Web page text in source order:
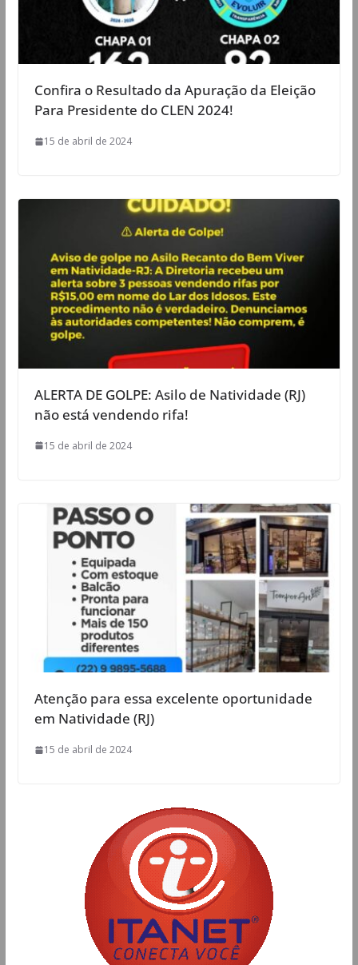
Confira o Resultado da Apuração da Eleição
Para Presidente do CLEN 2024!
15 de abril de 2024
ALERTA DE GOLPE: Asilo de Natividade (RJ)
não está vendendo rifa!
15 de abril de 2024
Atenção para essa excelente oportunidade
em Natividade (RJ)
15 de abril de 2024